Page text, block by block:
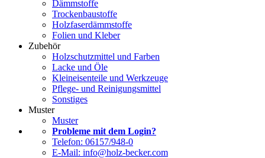
Dämmstoffe
Trockenbaustoffe
Holzfaserdämmstoffe
Folien und Kleber
Zubehör
Holzschutzmittel und Farben
Lacke und Öle
Kleineisenteile und Werkzeuge
Pflege- und Reinigungsmittel
Sonstiges
Muster
Muster
Probleme mit dem Login?
Telefon: 06157/948-0
E-Mail: info@holz-becker.com